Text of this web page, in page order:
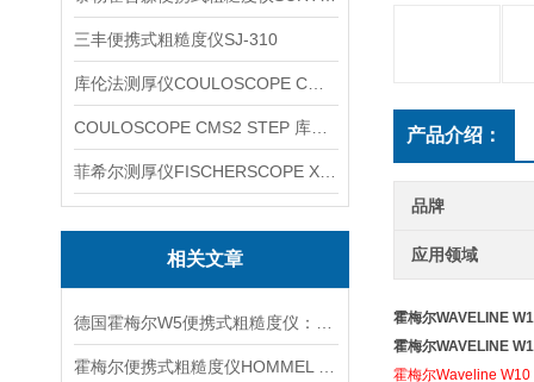
三丰便携式粗糙度仪SJ-310
相关文章
产品介绍：
品牌
应用领域
霍梅尔WAVELINE
霍梅尔WAVELINE
霍梅尔Waveline W10